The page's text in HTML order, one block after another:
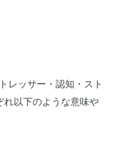
レッサー・認知・スト
れ以下のような意味や